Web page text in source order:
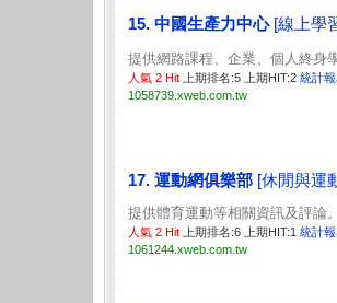
15. 中國生產力中心 [線上學
提供網路課程、企業、個人終身
人氣 2 Hit 上期排名:5 上期HIT:2 統計
1058739.xweb.com.tw
17. 運動網俱樂部 [休閒與運
提供體育運動等相關資訊及評論
人氣 2 Hit 上期排名:6 上期HIT:1 統計
1061244.xweb.com.tw